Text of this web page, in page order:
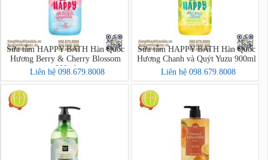
Sữa tắm HAPPY BATH Hàn Quốc
Hương Berry & Cherry Blossom
900ml
Liên hệ 098.679.8008
Sữa tắm HAPPY BATH Hàn Quốc
Hương Chanh và Quýt Yuzu 900ml
Liên hệ 098.679.8008